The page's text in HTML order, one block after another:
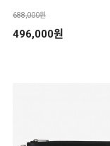
688,000원
496,000원